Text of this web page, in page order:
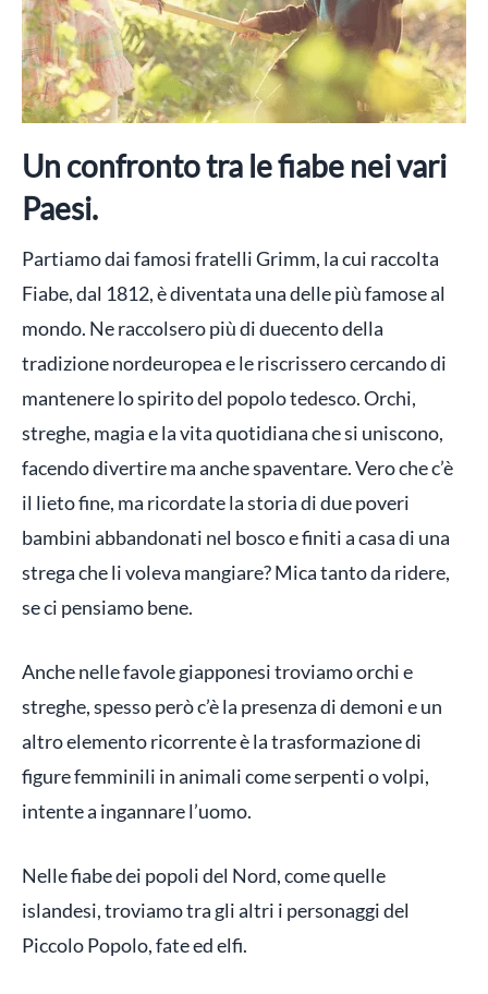
Un confronto tra le fiabe nei vari
Paesi.
Partiamo dai famosi fratelli Grimm, la cui raccolta
Fiabe, dal 1812, è diventata una delle più famose al
mondo. Ne raccolsero più di duecento della
tradizione nordeuropea e le riscrissero cercando di
mantenere lo spirito del popolo tedesco. Orchi,
streghe, magia e la vita quotidiana che si uniscono,
facendo divertire ma anche spaventare. Vero che c’è
il lieto fine, ma ricordate la storia di due poveri
bambini abbandonati nel bosco e finiti a casa di una
strega che li voleva mangiare? Mica tanto da ridere,
se ci pensiamo bene.
Anche nelle favole giapponesi troviamo orchi e
streghe, spesso però c’è la presenza di demoni e un
altro elemento ricorrente è la trasformazione di
figure femminili in animali come serpenti o volpi,
intente a ingannare l’uomo.
Nelle fiabe dei popoli del Nord, come quelle
islandesi, troviamo tra gli altri i personaggi del
Piccolo Popolo, fate ed elfi.